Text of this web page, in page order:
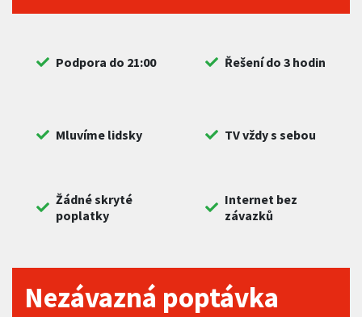
Podpora do 21:00 Řešení do 3 hodin
Mluvíme lidsky TV vždy s sebou
Žádné skryté
poplatky
Internet bez
závazků
Nezávazná poptávka